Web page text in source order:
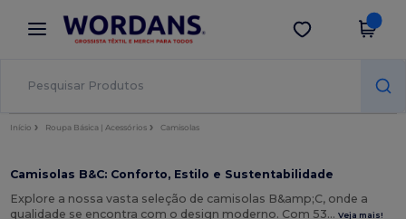
× App Wordans
Melhores preços na app!
Obter app
Início Roupa Básica | Acessórios Camisolas
Camisolas B&C: Conforto, Estilo e Sustentabilidade
Explore a nossa vasta seleção de camisolas B&amp;C, onde a
qualidade se encontra com o design moderno. Com 53…Veja mais!